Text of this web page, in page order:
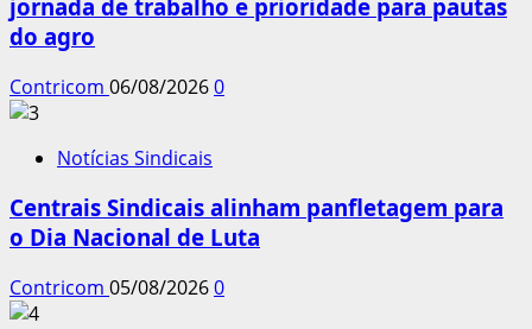
jornada de trabalho e prioridade para pautas
do agro
Contricom 06/08/20260
Notícias Sindicais
Centrais Sindicais alinham panfletagem para
o Dia Nacional de Luta
Contricom 05/08/20260